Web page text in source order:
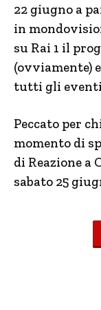
22 giugno a
in
su Rai 1 il
(ovviamente)
tutti gli
Peccato per
momento di
di Reazione a
sabato 25